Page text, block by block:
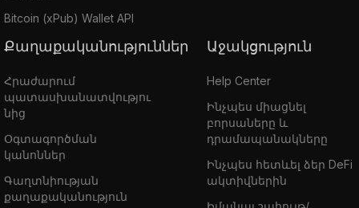
Bitcoin (xPub) Wallet API
Քաղաքականություններ
Հրաժարում
պատասխանատվությու
նից
Օգտագործման
կանոններ
Գաղտնիության
քաղաքականություն
Աջակցություն
Help Center
Ինչպես միացնել
բորսաները և
դրամապանակները
Ինչպես հետևել ձեր DeFi
ակտիվներին